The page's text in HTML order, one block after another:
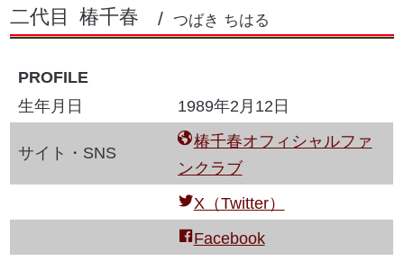
二代目 椿千春 つばき ちはる
PROFILE
生年月日
1989年2月12日
サイト・SNS
椿千春オフィシャルファ
ンクラブ
X（Twitter）
Facebook